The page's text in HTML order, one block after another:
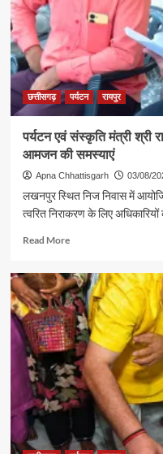
मंत्री
गजेंद्र
यादव
ने
की
छत्तीसगढ़ पर्यटन रायपुर
पर्यटन एवं संस्कृति मंत्री श्री
आमजन की समस्याएं
Apna Chhattisgarh 03/08/
लखनपुर स्थित निज निवास में
त्वरित निराकरण के लिए
Read MoreRead
पर्यटन
एवं
संस्कृति
मंत्री
श्री
राजेश
अग्रवाल
ने
जनदर्शन
सुनीं